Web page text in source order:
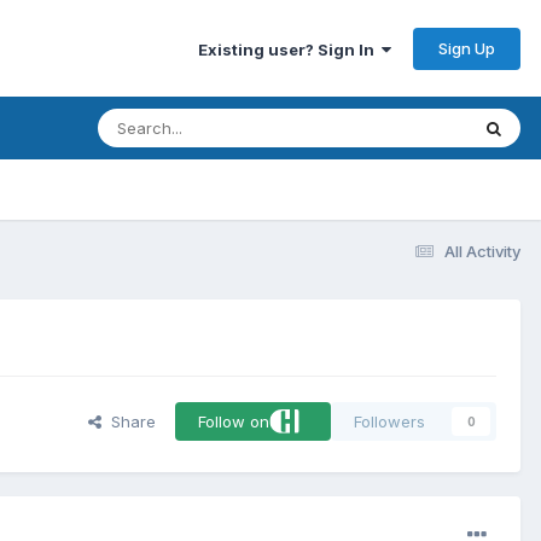
Existing user? Sign In Sign Up
All Activity
Share Follow on Followers 0